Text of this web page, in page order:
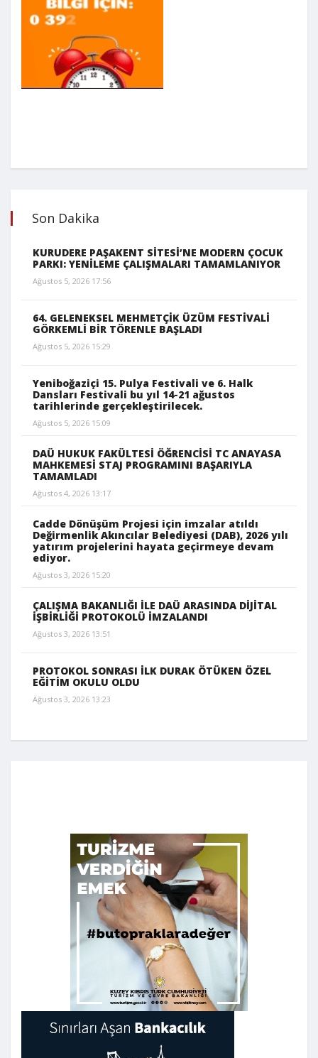
Son Dakika
KURUDERE PAŞAKENT SİTESİ’NE MODERN ÇOCUK
PARKI: YENİLEME ÇALIŞMALARI TAMAMLANIYOR
Ağustos 5, 2026 17:56
64. GELENEKSEL MEHMETÇİK ÜZÜM FESTİVALİ
GÖRKEMLİ BİR TÖRENLE BAŞLADI
Ağustos 5, 2026 15:29
Yeniboğaziçi 15. Pulya Festivali ve 6. Halk
Dansları Festivali bu yıl 14-21 ağustos
tarihlerinde gerçekleştirilecek.
Ağustos 5, 2026 15:09
DAÜ HUKUK FAKÜLTESİ ÖĞRENCİSİ TC ANAYASA
MAHKEMESİ STAJ PROGRAMINI BAŞARIYLA
TAMAMLADI
Ağustos 4, 2026 13:17
Cadde Dönüşüm Projesi için imzalar atıldı
Değirmenlik Akıncılar Belediyesi (DAB), 2026 yılı
yatırım projelerini hayata geçirmeye devam
ediyor.
Ağustos 3, 2026 15:20
ÇALIŞMA BAKANLIĞI İLE DAÜ ARASINDA DİJİTAL
İŞBİRLİĞİ PROTOKOLÜ İMZALANDI
Ağustos 3, 2026 13:51
PROTOKOL SONRASI İLK DURAK ÖTÜKEN ÖZEL
EĞİTİM OKULU OLDU
Ağustos 3, 2026 13:23